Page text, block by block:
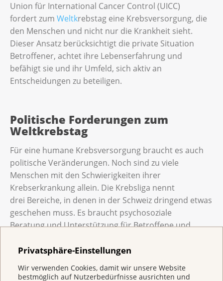
Privatsphäre-Einstellungen
Wir verwenden Cookies, damit wir unsere Website
bestmöglich auf Nutzerbedürfnisse ausrichten und
Union für International Cancer Control (UICC)
fordert zum Weltkrebstag eine Krebsversorgung, die
den Menschen und nicht nur die Krankheit sieht.
Dieser Ansatz berücksichtigt die private Situation
Betroffener, achtet ihre Lebenserfahrung und
befähigt sie und ihr Umfeld, sich aktiv an
Entscheidungen zu beteiligen.
Politische Forderungen zum
Weltkrebstag
Für eine humane Krebsversorgung braucht es auch
politische Veränderungen. Noch sind zu viele
Menschen mit den Schwierigkeiten ihrer
Krebserkrankung allein. Die Krebsliga nennt
drei Bereiche, in denen in der Schweiz dringend etwas
geschehen muss. Es braucht psychosoziale
Beratung und Unterstützung für Betroffene und
Survivors sowie eine bessere Finanzierung
der Palliative Care. Am Weltkrebstag am 4. Februar
2026 startet die Krebsliga in der ganzen Schweiz eine